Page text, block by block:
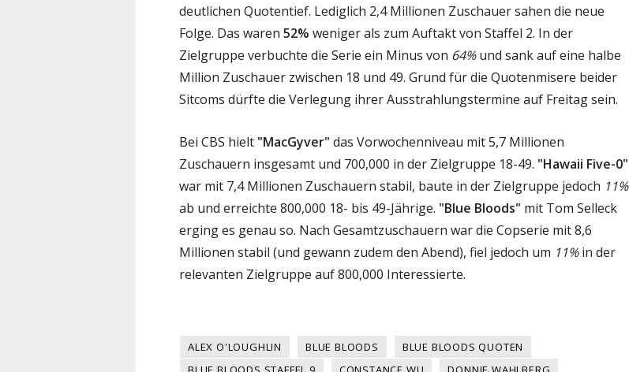
deutlichen Quotentief. Lediglich 2,4 Millionen Zuschauer sahen die neue
Folge. Das waren 52% weniger als zum Auftakt von Staffel 2. In der
Zielgruppe verbuchte die Serie ein Minus von 64%und sank auf eine halbe
Million Zuschauer zwischen 18 und 49. Grund für die Quotenmisere beider
Sitcoms dürfte die Verlegung ihrer Ausstrahlungstermine auf Freitag sein.
Bei CBS hielt "MacGyver" das Vorwochenniveau mit 5,7 Millionen
Zuschauern insgesamt und 700,000 in der Zielgruppe 18-49. "Hawaii Five-0"
war mit 7,4 Millionen Zuschauern stabil, baute in der Zielgruppe jedoch 11%
ab und erreichte 800,000 18- bis 49-Jährige. "Blue Bloods" mit Tom Selleck
erging es genau so. Nach Gesamtzuschauern war die Copserie mit 8,6
Millionen stabil (und gewann zudem den Abend), fiel jedoch um 11%in der
relevanten Zielgruppe auf 800,000 Interessierte.
ALEX O'LOUGHLIN BLUE BLOODS
BLUE BLOODS QUOTEN